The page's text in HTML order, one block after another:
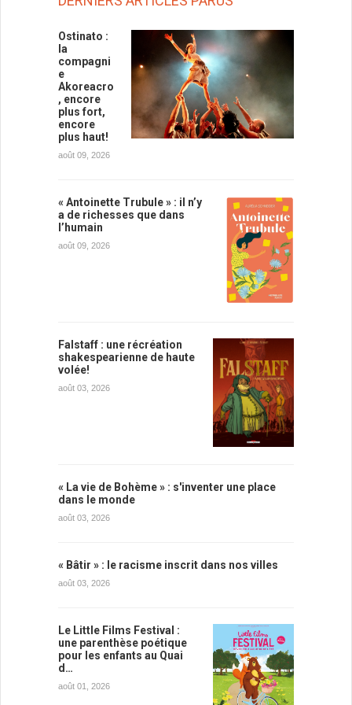
Ostinato :
la
compagni
e
Akoreacro
, encore
plus fort,
encore
plus haut!
août 09, 2026
« Antoinette Trubule » : il n’y
a de richesses que dans
l’humain
août 09, 2026
Falstaff : une récréation
shakespearienne de haute
volée!
août 03, 2026
« La vie de Bohème » : s'inventer une place
dans le monde
août 03, 2026
« Bâtir » : le racisme inscrit dans nos villes
août 03, 2026
Le Little Films Festival :
une parenthèse poétique
pour les enfants au Quai
d…
août 01, 2026